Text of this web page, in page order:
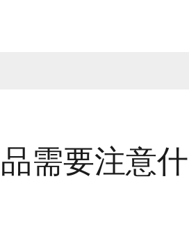
需要注意什